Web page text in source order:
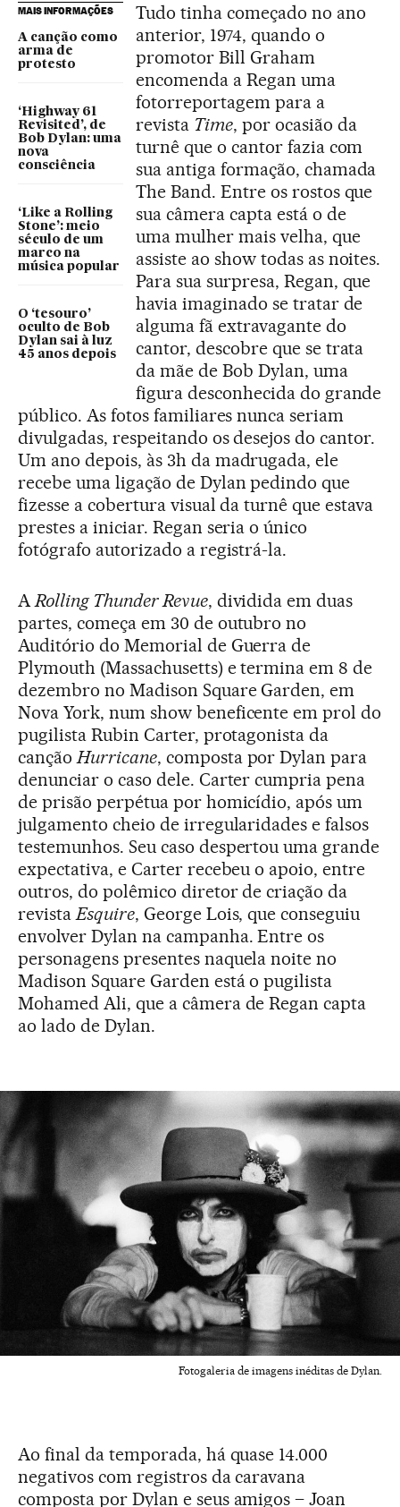
MAIS INFORMAÇÕES
A canção como
arma de
protesto
‘Highway 61
Revisited’, de
Bob Dylan: uma
nova
consciência
‘Like a Rolling
Stone’: meio
século de um
marco na
música popular
O ‘tesouro’
oculto de Bob
Dylan sai à luz
45 anos depois
Tudo tinha começado no ano
anterior, 1974, quando o
promotor Bill Graham
encomenda a Regan uma
fotorreportagem para a
revista Time, por ocasião da
turnê que o cantor fazia com
sua antiga formação, chamada
The Band. Entre os rostos que
sua câmera capta está o de
uma mulher mais velha, que
assiste ao show todas as noites.
Para sua surpresa, Regan, que
havia imaginado se tratar de
alguma fã extravagante do
cantor, descobre que se trata
da mãe de Bob Dylan, uma
figura desconhecida do grande
público. As fotos familiares nunca seriam
divulgadas, respeitando os desejos do cantor.
Um ano depois, às 3h da madrugada, ele
recebe uma ligação de Dylan pedindo que
fizesse a cobertura visual da turnê que estava
prestes a iniciar. Regan seria o único
fotógrafo autorizado a registrá-la.
A Rolling Thunder Revue, dividida em duas
partes, começa em 30 de outubro no
Auditório do Memorial de Guerra de
Plymouth (Massachusetts) e termina em 8 de
dezembro no Madison Square Garden, em
Nova York, num show beneficente em prol do
pugilista Rubin Carter, protagonista da
canção Hurricane, composta por Dylan para
denunciar o caso dele. Carter cumpria pena
de prisão perpétua por homicídio, após um
julgamento cheio de irregularidades e falsos
testemunhos. Seu caso despertou uma grande
expectativa, e Carter recebeu o apoio, entre
outros, do polêmico diretor de criação da
revista Esquire, George Lois, que conseguiu
envolver Dylan na campanha. Entre os
personagens presentes naquela noite no
Madison Square Garden está o pugilista
Mohamed Ali, que a câmera de Regan capta
ao lado de Dylan.
Fotogaleria de imagens inéditas de Dylan.
Ao final da temporada, há quase 14.000
negativos com registros da caravana
composta por Dylan e seus amigos – Joan